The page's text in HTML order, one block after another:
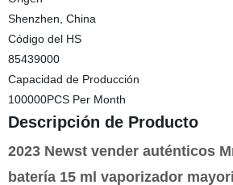
Shenzhen, China
Código del HS
85439000
Capacidad de Producción
100000PCS Per Month
Descripción de Producto
2023 Newst vender auténticos
batería 15 ml vaporizador